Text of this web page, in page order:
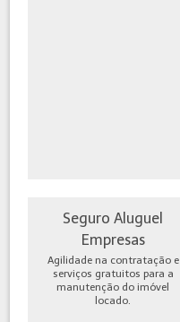
Seguro Aluguel
Empresas
Agilidade na contratação e
serviços gratuitos para a
manutenção do imóvel
locado.